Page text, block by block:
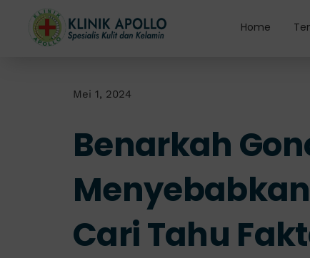
content
Home
Mei 1, 2024
Benarkah
Cari Tahu